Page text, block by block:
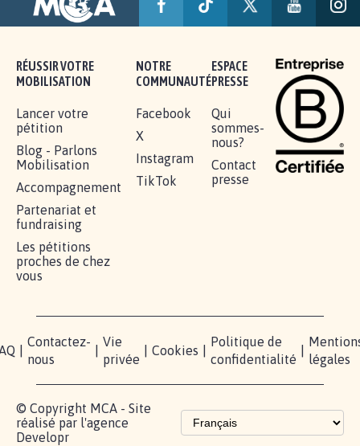
RÉUSSIR VOTRE
MOBILISATION
Lancer votre
pétition
Blog - Parlons
Mobilisation
Accompagnement
Partenariat et
fundraising
Les pétitions
proches de chez
vous
NOTRE
COMMUNAUTÉ
Facebook
X
Instagram
TikTok
ESPACE
PRESSE
Qui
sommes-
nous?
Contact
presse
Contactez-
nous
Vie
privée
Cookies
Politique de
confidentialité
légales
© Copyright MCA - Site
réalisé par l'agence
Developr